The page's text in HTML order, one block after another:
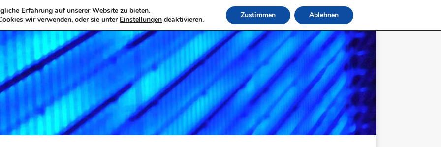
Erfahrung auf unserer Website zu bieten.
wir verwenden, oder sie unter Einstellungen deaktivieren. Zustimmen Ablehnen